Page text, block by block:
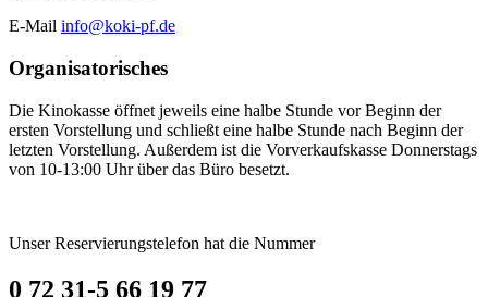
E-Mail info@koki-pf.de
Organisatorisches
Die Kinokasse öffnet jeweils eine halbe Stunde vor Beginn der
ersten Vorstellung und schließt eine halbe Stunde nach Beginn der
letzten Vorstellung. Außerdem ist die Vorverkaufskasse Donnerstags
von 10-13:00 Uhr über das Büro besetzt.
Unser Reservierungstelefon hat die Nummer
0 72 31-5 66 19 77